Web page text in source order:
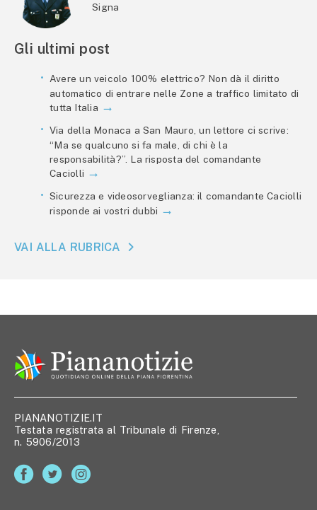
Signa
Gli ultimi post
Avere un veicolo 100% elettrico? Non dà il diritto
automatico di entrare nelle Zone a traffico limitato di
tutta Italia
Via della Monaca a San Mauro, un lettore ci scrive:
“Ma se qualcuno si fa male, di chi è la
responsabilità?”. La risposta del comandante
Caciolli
Sicurezza e videosorveglianza: il comandante Caciolli
risponde ai vostri dubbi
VAI ALLA RUBRICA
PIANANOTIZIE.IT
Testata registrata al Tribunale di Firenze,
n. 5906/2013